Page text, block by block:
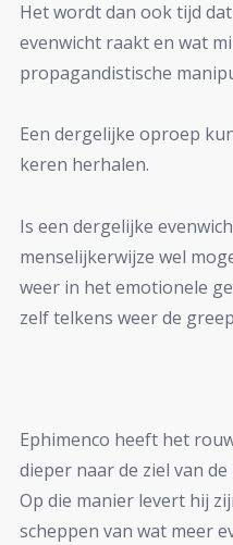
Het wordt dan ook tijd
evenwicht raakt en wat
propagandistische
Een dergelijke oproep
keren herhalen.
Is een dergelijke
menselijkerwijze wel
weer in het emotionele
zelf telkens weer de
Ephimenco heeft het
dieper naar de ziel van
Op die manier levert hij
scheppen van wat meer